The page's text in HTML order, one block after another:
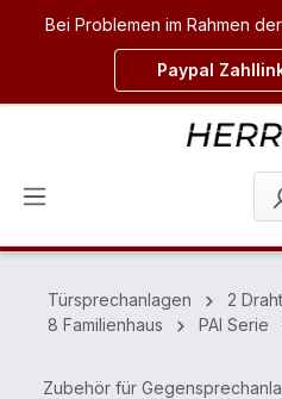
springen
Bei Problemen im Rahmen
Paypal
Türsprechanlagen
2
8 Familienhaus
PAI Serie
Zubehör für